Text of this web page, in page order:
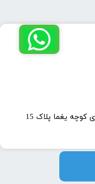
تهران خیابان جمهوری کوچه یغما پلاک 15